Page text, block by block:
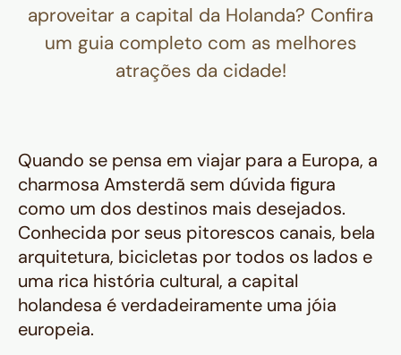
aproveitar a capital da Holanda? Confira
um guia completo com as melhores
atrações da cidade!
Quando se pensa em viajar para a Europa, a
charmosa Amsterdã sem dúvida figura
como um dos destinos mais desejados.
Conhecida por seus pitorescos canais, bela
arquitetura, bicicletas por todos os lados e
uma rica história cultural, a capital
holandesa é verdadeiramente uma jóia
europeia.